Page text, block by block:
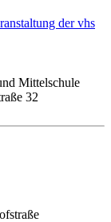
der vhs
Mittelschule
32